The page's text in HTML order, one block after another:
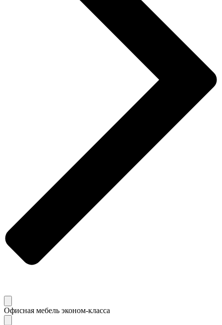
Офисная мебель эконом-класса